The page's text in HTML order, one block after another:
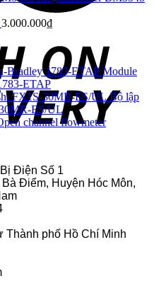
3.000.000₫
Module
ETAP
Bộ lập
ES/UL
channel flowmeter
Điện Số 1
Điểm, Huyện Hóc Môn,
Thành phố Hồ Chí Minh